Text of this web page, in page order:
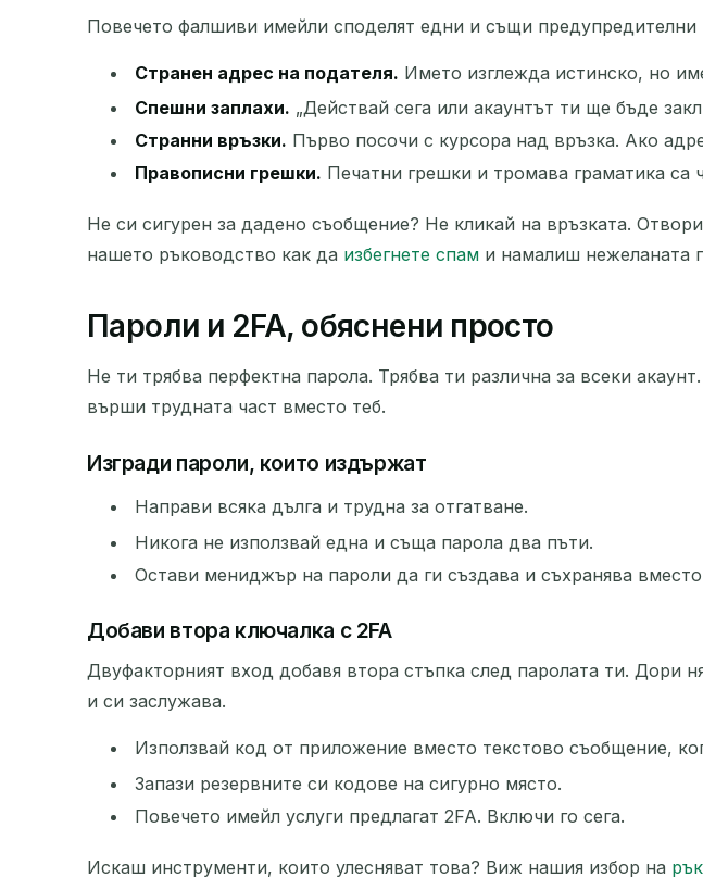
Повечето фалшиви имейли споделят едни и същи
Странен адрес на подателя. Името изглежда истинско, но
Спешни заплахи. „Действай сега или акаунтът ти ще бъде
Странни връзки. Първо посочи с курсора над връзка. Ако
Правописни грешки. Печатни грешки и тромава граматика
Не си сигурен за дадено съобщение? Не кликай на връзката.
нашето ръководство как да избегнете спам и намалиш нежеланата
Пароли и 2FA, обяснени просто
Не ти трябва перфектна парола. Трябва ти различна за всеки
върши трудната част вместо теб.
Изгради пароли, които издържат
Направи всяка дълга и трудна за отгатване.
Никога не използвай една и съща парола два пъти.
Остави мениджър на пароли да ги създава и съхранява вместо
Добави втора ключалка с 2FA
Двуфакторният вход добавя втора стъпка след паролата ти. Дори
и си заслужава.
Използвай код от приложение вместо текстово съобщение,
Запази резервните си кодове на сигурно място.
Повечето имейл услуги предлагат 2FA. Включи го сега.
Искаш инструменти, които улесняват това? Виж нашия избор на